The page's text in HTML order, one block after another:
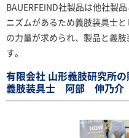
BAUERFEIND社製品は他社製
ニズムがあるため義肢装具士
の力量が求められ、製品と義
す。
有限会社 山形義肢研究所
義肢装具士 阿部 伸乃